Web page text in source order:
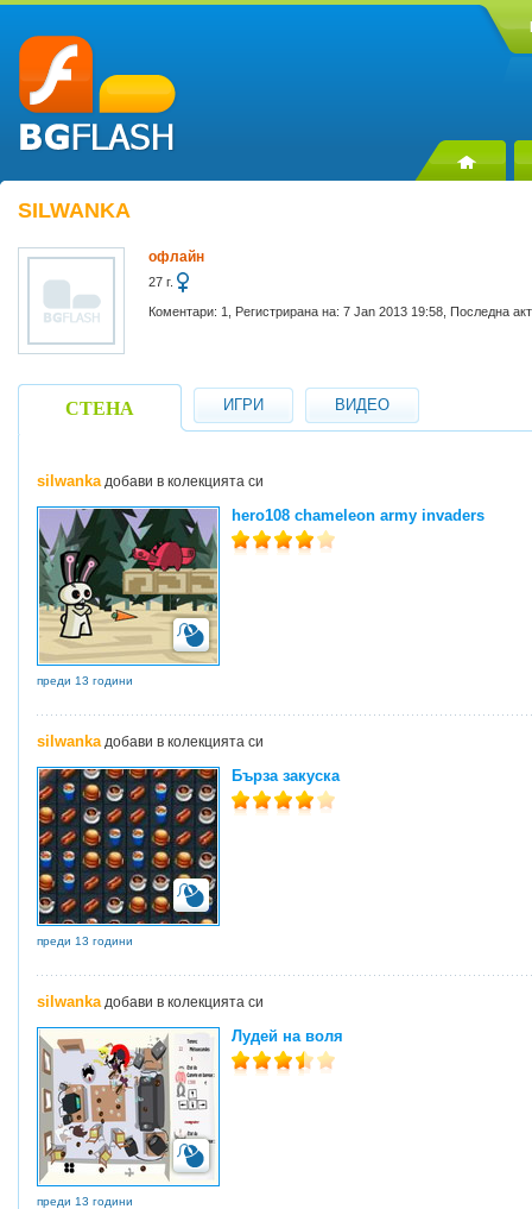
SILWANKA
офлайн
27 г.
Коментари: 1, Регистрирана на: 7 Jan 2013 19:58, Последна
СТЕНА ИГРИ ВИДЕО
silwankaдобави в колекцията си
hero108 chameleon army invaders
преди 13 години
silwankaдобави в колекцията си
Бърза закуска
преди 13 години
silwankaдобави в колекцията си
Лудей на воля
преди 13 години